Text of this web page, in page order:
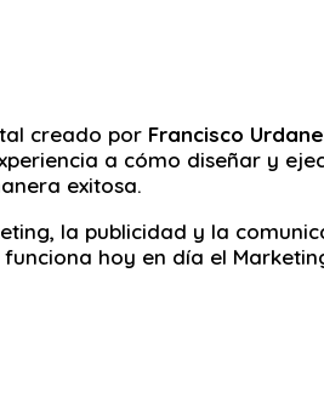
creado por Francisco
a cómo diseñar y
exitosa.
la publicidad y la
hoy en día el